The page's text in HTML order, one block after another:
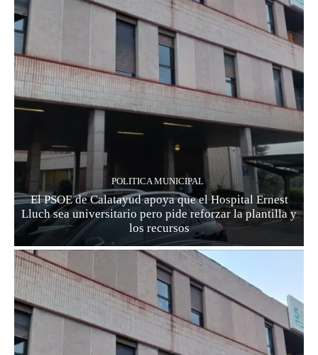
POLITICA MUNICIPAL
El PSOE de Calatayud apoya que el Hospital Ernest
Lluch sea universitario pero pide reforzar la plantilla y
los recursos